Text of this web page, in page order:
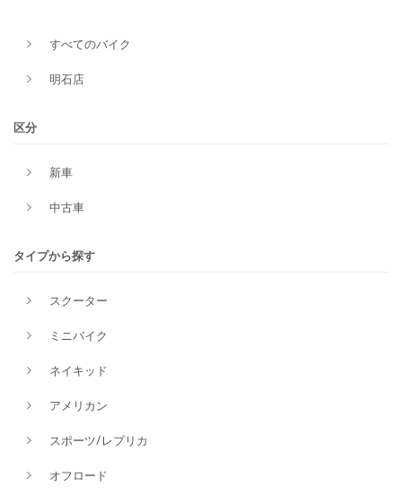
すべてのバイク
明石店
区分
新車
中古車
タイプから探す
スクーター
ミニバイク
ネイキッド
アメリカン
スポーツ/レプリカ
オフロード
メーカー
価格